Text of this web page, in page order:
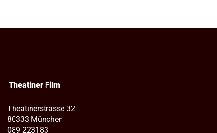
Theatiner Film
Theatinerstrasse 32
80333 München
089 223183